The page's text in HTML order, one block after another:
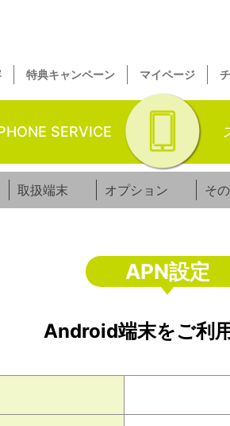
特典キャンペーン マイページ
SERVICE
取扱端末 オプション そ
APN設定
Android端末をご利